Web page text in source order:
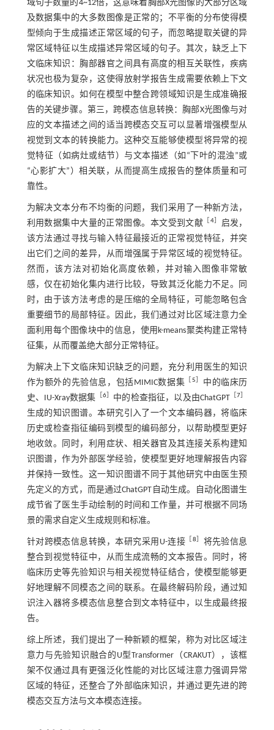
域句子数量的4~12倍，这意味着胸部X光图像的大部分区域
及数据集中的大多数图像是正常的；不平衡的分布使得模
型倾向于生成描述正常区域的句子，而忽略提取关键的异
常区域特征以生成描述异常区域的句子。其次，缺乏上下
文临床知识：胸部器官之间具有高度的相互关联性，疾病
状况也极为复杂，这使得放射学报告生成需要依赖上下文
的临床知识。如何在模型中整合跨领域知识是生成准确报
告的关键步骤。第三，跨模态信息转换：胸部X光图像与对
应的文本描述之间的适当跨模态交互可以显著增强模型从
视觉到文本的转换能力。这种交互能够使模型将异常的视
觉特征（如病灶或结节）与文本描述（如“下叶的混浊”或
“心影扩大”）相关联，从而提高生成报告的整体质量和可
靠性。
为解决文本分布不均衡的问题，我们采用了一种新方法，
利用数据集中大量的正常图像。本文受到文献
4］ 启发，
该方法通过寻找与输入特征最接近的正常视觉特征，并突
出它们之间的差异，从而增强属于异常区域的视觉特征。
然而，该方法对初始化高度依赖，并对输入图像非常敏
感，仅在初始化集内进行比较，导致其泛化能力不足。同
时，由于该方法考虑的是压缩的全局特征，可能忽略包含
重要细节的局部特征。因此，我们通过对比区域注意力全
面利用每个图像块中的信息，使用k-means聚类构建正常特
征集，从而覆盖绝大部分正常特征。
为解决上下文临床知识缺乏的问题，充分利用医生的知识
作为额外的先验信息，包括MIMIC数据集
5
中的临床历
史、IU-Xray数据集
6］ 中的检查指征，以及由ChatGPT［7
生成的知识图谱。本研究引入了一个文本编码器，将临床
历史或检查指征编码到模型的编码部分，以帮助模型更好
地收敛。同时，利用症状、相关器官及其连接关系构建知
识图谱，作为外部医学经验，使模型更好地理解报告内容
并保持一致性。这一知识图谱不同于其他研究中由医生预
先定义的方式，而是通过ChatGPT自动生成。自动化图谱生
成节省了医生手动绘制的时间和工作量，并可根据不同场
景的需求自定义生成规则和标准。
针对跨模态信息转换，本研究采用U-连接 8
将先验信息
整合到视觉特征中，从而生成流畅的文本报告。同时，将
临床历史等先验知识与相关视觉特征结合，使模型能够更
好地理解不同模态之间的联系。在最终解码阶段，通过知
识注入器将多模态信息整合到文本特征中，以生成最终报
告。
综上所述，我们提出了一种新颖的框架，称为对比区域注
意力与先验知识融合的U型Transformer（CRAKUT），该框
架不仅通过具有更强泛化性能的对比区域注意力强调异常
区域的特征，还整合了外部临床知识，并通过更先进的跨
模态交互方法与文本模态连接。